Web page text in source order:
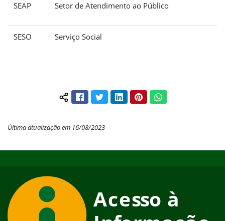
SEAP Setor de Atendimento ao Público
SESO Serviço Social
Compartilhar conteúdo:
FacebookTwitterLinkedInPinterestWhatsApp
Última atualização em 16/08/2023